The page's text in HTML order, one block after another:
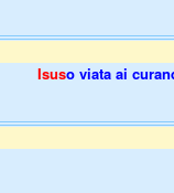
o viata ai
Isus